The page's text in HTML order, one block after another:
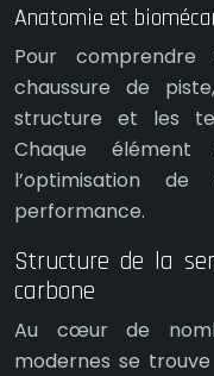
Anatomie et
Pour
chaussure de
structure et les
Chaque
l’optimisation
performance.
Structure de la
carbone
Au cœur de
modernes se